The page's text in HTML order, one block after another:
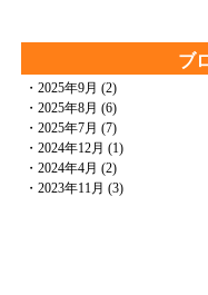
ブ
・ 2025年9月 (2)
・ 2025年8月 (6)
・ 2025年7月 (7)
・ 2024年12月 (1)
・ 2024年4月 (2)
・ 2023年11月 (3)